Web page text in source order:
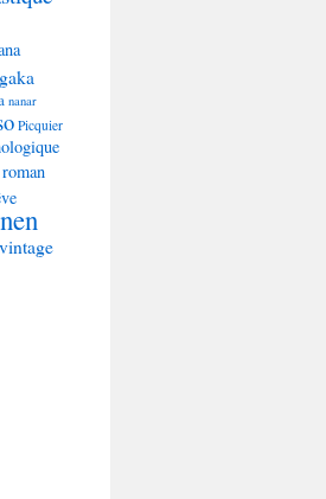
nanar
Picquier
roman
vintage